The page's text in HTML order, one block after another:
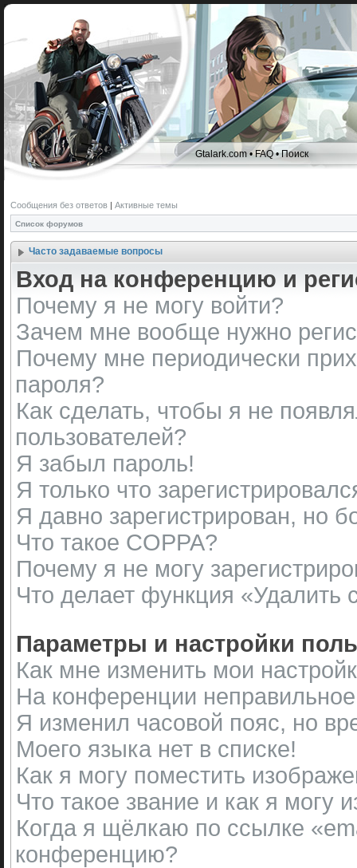
Gtalark.com •FAQ•Поиск
Сообщения без ответов | Активные темы
Список форумов
Часто задаваемые вопросы
Вход на конференцию и
Почему я не могу войти?
Зачем мне вообще нужно
Почему мне периодически
пароля?
Как сделать, чтобы я не
пользователей?
Я забыл пароль!
Я только что
Я давно зарегистрирован, но
Что такое COPPA?
Почему я не могу
Что делает функция «Удалить
Параметры и настройки
Как мне изменить мои
На конференции
Я изменил часовой пояс, но
Моего языка нет в списке!
Как я могу поместить
Что такое звание и как я могу
Когда я щёлкаю по ссылке
конференцию?